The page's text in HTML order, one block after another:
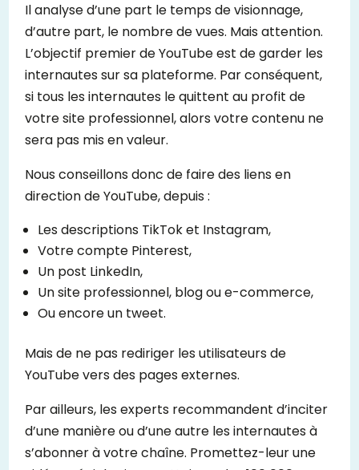
Il analyse d’une part le temps de visionnage,
d’autre part, le nombre de vues. Mais attention.
L’objectif premier de YouTube est de garder les
internautes sur sa plateforme. Par conséquent,
si tous les internautes le quittent au profit de
votre site professionnel, alors votre contenu ne
sera pas mis en valeur.
Nous conseillons donc de faire des liens en
direction de YouTube, depuis :
Les descriptions TikTok et Instagram,
Votre compte Pinterest,
Un post LinkedIn,
Un site professionnel, blog ou e-commerce,
Ou encore un tweet.
Mais de ne pas rediriger les utilisateurs de
YouTube vers des pages externes.
Par ailleurs, les experts recommandent d’inciter
d’une manière ou d’une autre les internautes à
s’abonner à votre chaîne. Promettez-leur une